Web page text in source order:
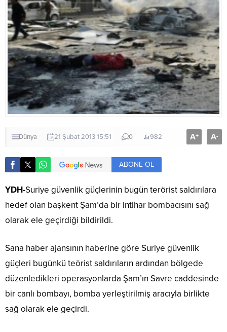
Dünya 21 Şubat 2013 15:51 0 982 A+ A-
ABONE OL
YDH-Suriye güvenlik güçlerinin bugün terörist saldırılara
hedef olan başkent Şam’da bir intihar bombacısını sağ
olarak ele geçirdiği bildirildi.
Sana haber ajansının haberine göre Suriye güvenlik
güçleri bugünkü teörist saldırıların ardından bölgede
düzenledikleri operasyonlarda Şam’ın Savre caddesinde
bir canlı bombayı, bomba yerleştirilmiş aracıyla birlikte
sağ olarak ele geçirdi.